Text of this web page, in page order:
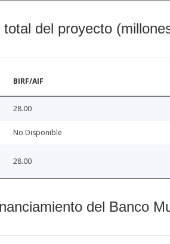
del proyecto
BIRF/AIF
28.00
No Disponible
28.00
del Banco